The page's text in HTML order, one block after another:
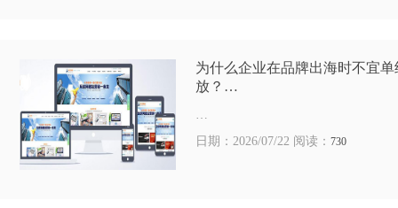
为什么企业在品牌出海时不宜
放？…
…
日期：2026/07/22 阅读： 730